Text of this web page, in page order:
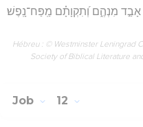
אָבַ֣ד מִנְהֶ֑ם וְ֝תִקְוָתָ֗ם מַֽפַּח־נָֽפֶשׁ׃
Hébreu : © Westminster Leningrad
Society of Biblical Literature
Job 12